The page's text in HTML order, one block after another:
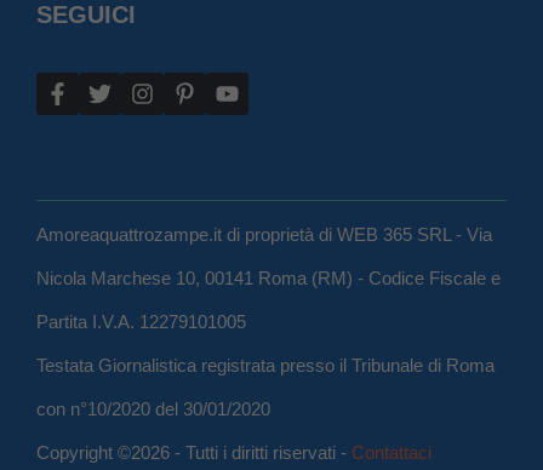
SEGUICI
Amoreaquattrozampe.it di proprietà di WEB 365 SRL - Via
Nicola Marchese 10, 00141 Roma (RM) - Codice Fiscale e
Partita I.V.A. 12279101005
Testata Giornalistica registrata presso il Tribunale di Roma
con n°10/2020 del 30/01/2020
Copyright ©2026 - Tutti i diritti riservati - Contattaci